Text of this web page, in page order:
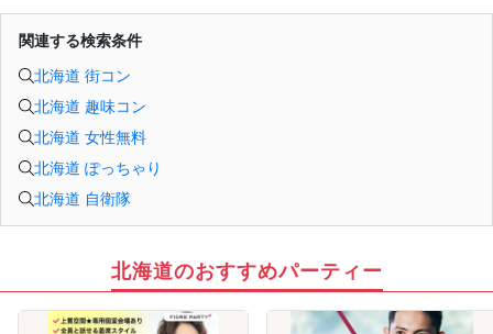
関連する検索条件
北海道 街コン
北海道 趣味コン
北海道 女性無料
北海道 ぽっちゃり
北海道 自衛隊
北海道のおすすめパーティー